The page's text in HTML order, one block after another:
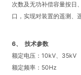
次数及无功补偿容量按日
口，实现对装置的遥测、
6、
技术参数
额定电压： 10kV、 35kV
额定频率： 50Hz